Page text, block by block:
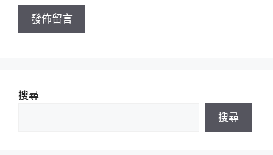
址
搜尋
搜尋